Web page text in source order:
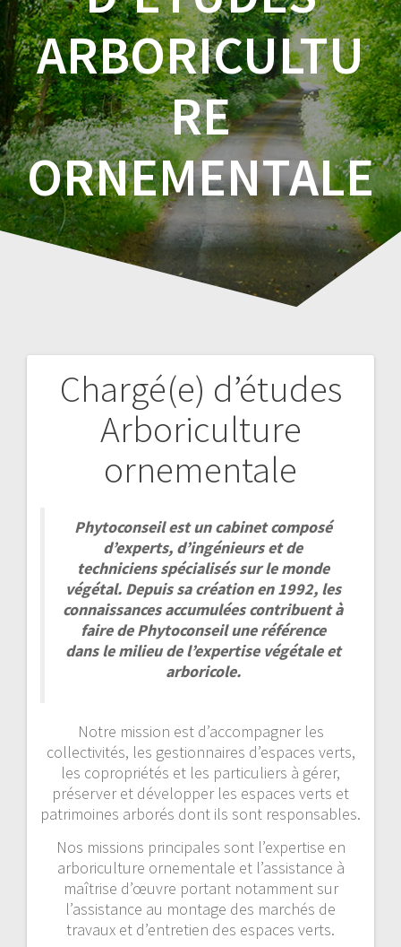
ARBORICULTU
RE
ORNEMENTALE
Chargé(e) d’études
Arboriculture
ornementale
Phytoconseil est un cabinet composé
d’experts, d’ingénieurs et de
techniciens spécialisés sur le monde
végétal. Depuis sa création en 1992, les
connaissances accumulées contribuent à
faire de Phytoconseil une référence
dans le milieu de l’expertise végétale et
arboricole.
Notre mission est d’accompagner les
collectivités, les gestionnaires d’espaces verts,
les copropriétés et les particuliers à gérer,
préserver et développer les espaces verts et
patrimoines arborés dont ils sont responsables.
Nos missions principales sont l’expertise en
arboriculture ornementale et l’assistance à
maîtrise d’œuvre portant notamment sur
l’assistance au montage des marchés de
travaux et d’entretien des espaces verts.
Navigation
l’article